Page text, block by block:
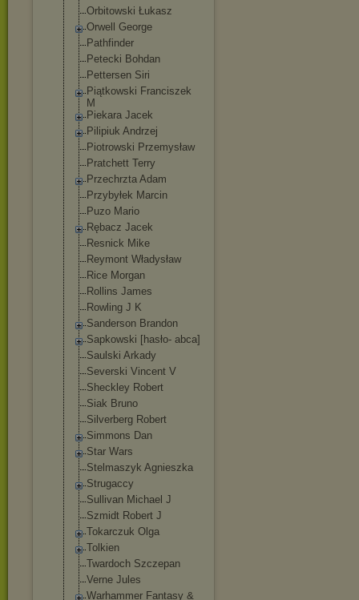
Orbitowski Łukasz
Orwell George
Pathfinder
Petecki Bohdan
Pettersen Siri
Piątkowski Franciszek
M
Piekara Jacek
Pilipiuk Andrzej
Piotrowski Przemysław
Pratchett Terry
Przechrzta Adam
Przybyłek Marcin
Puzo Mario
Rębacz Jacek
Resnick Mike
Reymont Władysław
Rice Morgan
Rollins James
Rowling J K
Sanderson Brandon
Sapkowski [hasło- abca]
Saulski Arkady
Severski Vincent V
Sheckley Robert
Siak Bruno
Silverberg Robert
Simmons Dan
Star Wars
Stelmaszyk Agnieszka
Strugaccy
Sullivan Michael J
Szmidt Robert J
Tokarczuk Olga
Tolkien
Twardoch Szczepan
Verne Jules
Warhammer Fantasy &